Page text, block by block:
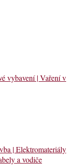
vybavení | Vaření v
| Elektromateriály
a vodiče